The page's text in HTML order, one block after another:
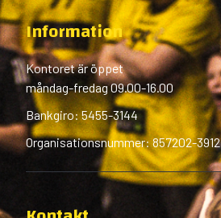
Information
Kontoret är öppet
måndag-fredag 09.00-16.00
Bankgiro: 5455-3144
Organisationsnummer: 857202-3912